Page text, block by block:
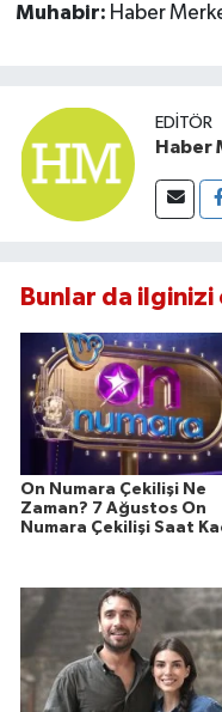
Muhabir: Haber
EDITÖR
Haber
Bunlar da
On Numara Çekilişi Ne
Zaman? 7 Ağustos On
Numara Çekilişi Saat